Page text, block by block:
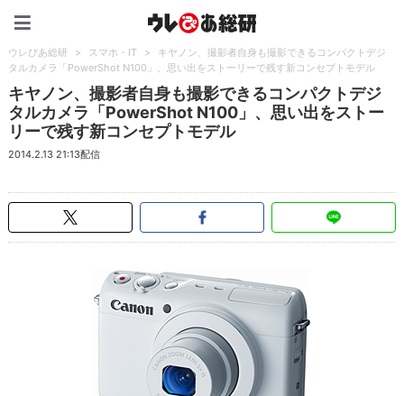
ウレぴあ総研 > スマホ・IT >
キヤノン、撮影者自身も撮影できるコンパクトデジ
タルカメラ「PowerShot N100」、思い出をストーリーで残す新コンセプトモデル
キヤノン、撮影者自身も撮影できるコンパクトデジ
タルカメラ「PowerShot N100」、思い出をストー
リーで残す新コンセプトモデル
2014.2.13 21:13配信